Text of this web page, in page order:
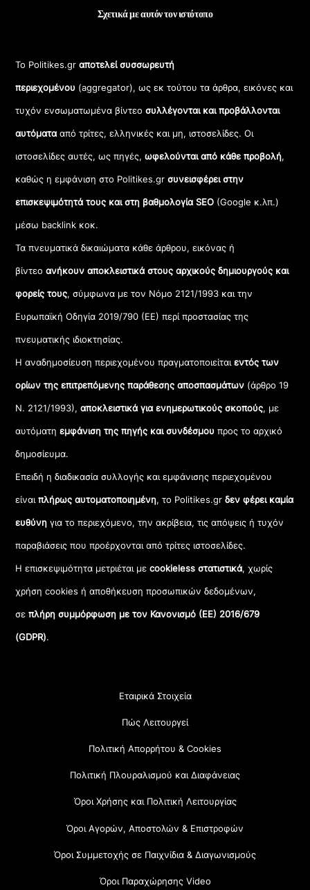
Σχετικά με αυτόν τον ιστότοπο
Το Politikes.grαποτελεί συσσωρευτή
περιεχομένου (aggregator), ως εκ τούτου τα άρθρα, εικόνες και
τυχόν ενσωματωμένα βίντεοσυλλέγονται και προβάλλονται
αυτόματααπό τρίτες, ελληνικές και μη, ιστοσελίδες. Οι
ιστοσελίδες αυτές, ως πηγές,ωφελούνται από κάθε προβολή,
καθώς η εμφάνιση στο Politikes.gr συνεισφέρει στην
επισκεψιμότητά τους και στη βαθμολογία SEO (Google κ.λπ.)
μέσω backlink κοκ.
Τα πνευματικά δικαιώματα κάθε άρθρου, εικόνας ή
βίντεοανήκουν αποκλειστικά στους αρχικούς δημιουργούς και
φορείς τους, σύμφωνα με τον Νόμο 2121/1993 και την
Ευρωπαϊκή Οδηγία 2019/790 (ΕΕ) περί προστασίας της
πνευματικής ιδιοκτησίας.
Η αναδημοσίευση περιεχομένου πραγματοποιείταιεντός των
ορίων της επιτρεπόμενης παράθεσης αποσπασμάτων (άρθρο 19
Ν. 2121/1993), αποκλειστικά για ενημερωτικούς σκοπούς, με
αυτόματηεμφάνιση της πηγής και συνδέσμου προς το αρχικό
δημοσίευμα.
Επειδή η διαδικασία συλλογής και εμφάνισης περιεχομένου
είναιπλήρως αυτοματοποιημένη, το Politikes.grδεν φέρει καμία
ευθύνη για το περιεχόμενο, την ακρίβεια, τις απόψεις ή τυχόν
παραβιάσεις που προέρχονται από τρίτες ιστοσελίδες.
Η επισκεψιμότητα μετριέται μεcookieless στατιστικά, χωρίς
χρήση cookies ή αποθήκευση προσωπικών δεδομένων,
σεπλήρη συμμόρφωση με τον Κανονισμό (ΕΕ) 2016/679
(GDPR).
Εταιρικά Στοιχεία
Πώς Λειτουργεί
Πολιτική Απορρήτου & Cookies
Πολιτική Πλουραλισμού και Διαφάνειας
Όροι Χρήσης και Πολιτική Λειτουργίας
Όροι Αγορών, Αποστολών & Επιστροφών
Όροι Συμμετοχής σε Παιχνίδια & Διαγωνισμούς
Όροι Παραχώρησης Video